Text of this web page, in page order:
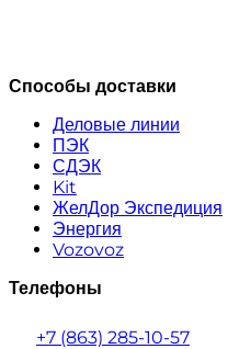
Способы доставки
Деловые линии
ПЭК
СДЭК
Kit
ЖелДор Экспедиция
Энергия
Vozovoz
Телефоны
+7 (863) 285-10-57